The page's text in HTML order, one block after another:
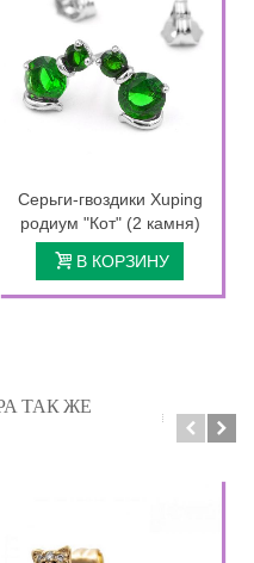
Серьги-гвоздики Xuping
родиум "Кот" (2 камня)
В КОРЗИНУ
ТАК ЖЕ